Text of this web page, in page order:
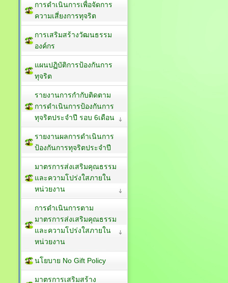
การดำเนินการเพื่อจัดการ
ความเสี่ยงการทุจริต
การเสริมสร้างวัฒนธรรม
องค์กร
แผนปฏิบัติการป้องกันการ
ทุจริต
รายงานการกำกับติดตาม
การดำเนินการป้องกันการ
ทุจริตประจำปี รอบ 6เดือน
รายงานผลการดำเนินการ
ป้องกันการทุจริตประจำปี
มาตรการส่งเสริมคุณธรรม
และความโปร่งใสภายใน
หน่วยงาน
การดำเนินการตาม
มาตรการส่งเสริมคุณธรรม
และความโปร่งใสภายใน
หน่วยงาน
นโยบาย No Gift Policy
มาตรการเสริมสร้าง